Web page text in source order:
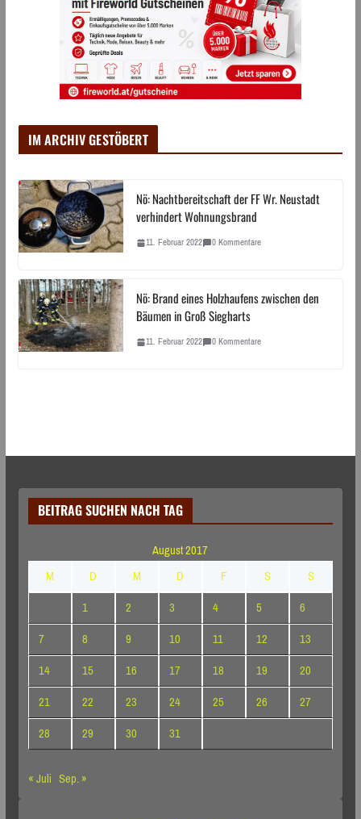
IM ARCHIV GESTÖBERT
Nö: Nachtbereitschaft der FF Wr. Neustadt
verhindert Wohnungsbrand
11. Februar 2022 0 Kommentare
Nö: Brand eines Holzhaufens zwischen den
Bäumen in Groß Siegharts
11. Februar 2022 0 Kommentare
BEITRAG SUCHEN NACH TAG
August 2017
M
D M D F S
S
1
2 3 4 5
6
7
8 9 10 11 12
13
14
15 16 17 18 19
20
21
22 23 24 25 26
27
28
29 30
31
« Juli Sep. »